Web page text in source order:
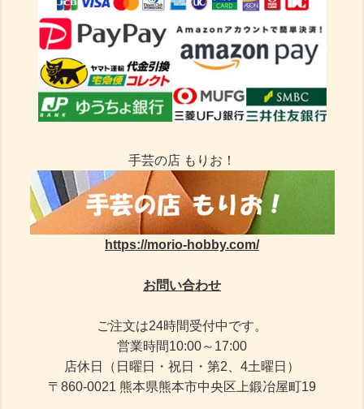
手芸の店 もりお！
https://morio-hobby.com/
お問い合わせ
ご注文は24時間受付中です。
営業時間10:00～17:00
店休日（日曜日・祝日・第2、4土曜日）
〒860-0021 熊本県熊本市中央区上鍛冶屋町19